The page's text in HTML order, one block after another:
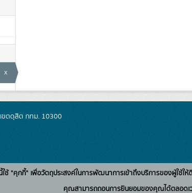
x
ขตดุสิต กทม. 10300
ใช้ "คุกกี้" เพื่อวัตถุประสงค์ในการพัฒนาการเข้าถึงบริการของผู้ใช้
คุณสามารถถอนการยินยอมของคุณได้ตลอดเ